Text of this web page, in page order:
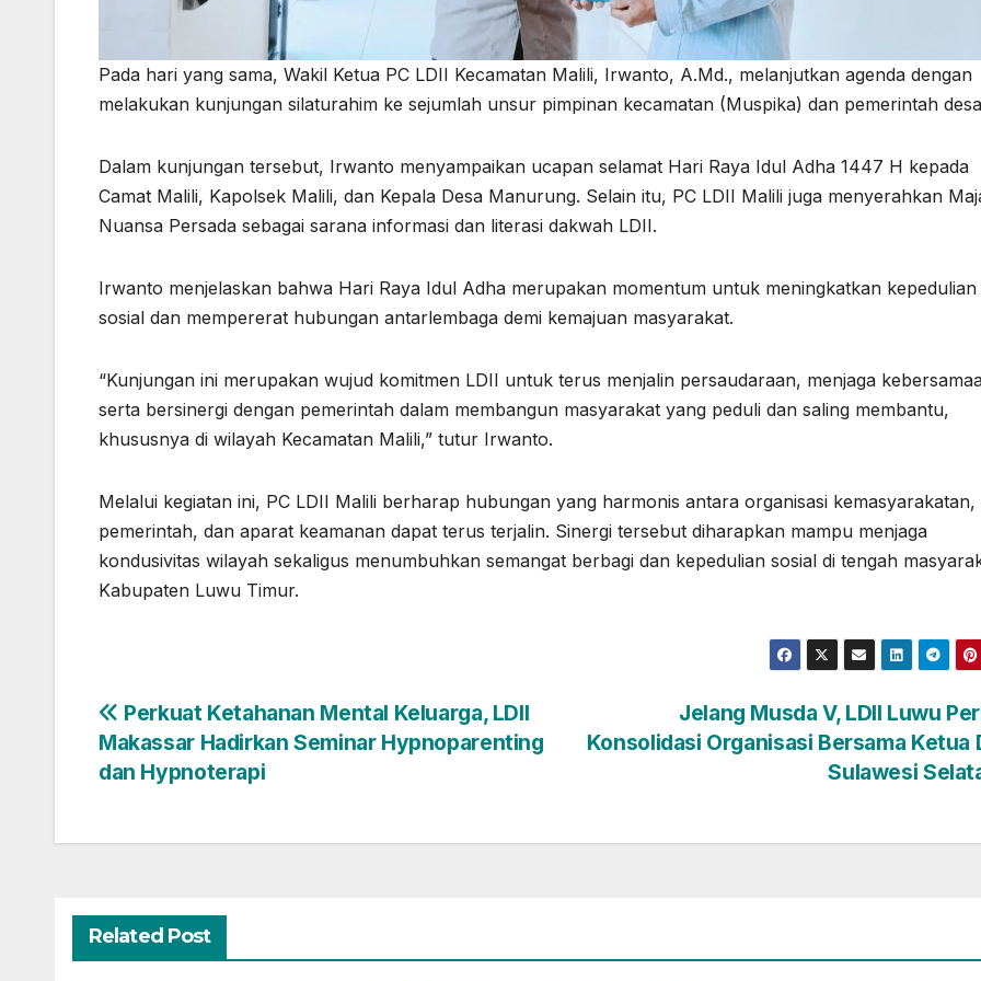
Pada hari yang sama, Wakil Ketua PC LDII Kecamatan Malili, Irwanto, A.Md., melanjutkan agenda dengan
melakukan kunjungan silaturahim ke sejumlah unsur pimpinan kecamatan (Muspika) dan pemerintah
Dalam kunjungan tersebut, Irwanto menyampaikan ucapan selamat Hari Raya Idul Adha 1447 H kepada
Camat Malili, Kapolsek Malili, dan Kepala Desa Manurung. Selain itu, PC LDII Malili juga menyerahkan
Nuansa Persada sebagai sarana informasi dan literasi dakwah LDII.
Irwanto menjelaskan bahwa Hari Raya Idul Adha merupakan momentum untuk meningkatkan kepedulian
sosial dan mempererat hubungan antarlembaga demi kemajuan masyarakat.
“Kunjungan ini merupakan wujud komitmen LDII untuk terus menjalin persaudaraan, menjaga
serta bersinergi dengan pemerintah dalam membangun masyarakat yang peduli dan saling membantu,
khususnya di wilayah Kecamatan Malili,” tutur Irwanto.
Melalui kegiatan ini, PC LDII Malili berharap hubungan yang harmonis antara organisasi kemasyarakatan,
pemerintah, dan aparat keamanan dapat terus terjalin. Sinergi tersebut diharapkan mampu menjaga
kondusivitas wilayah sekaligus menumbuhkan semangat berbagi dan kepedulian sosial di tengah
Kabupaten Luwu Timur.
Navigasi
pos
Jelang Musda V, LDII Luwu
Konsolidasi Organisasi Bersama Ketua
Sulawesi
Perkuat Ketahanan Mental Keluarga, LDII
Makassar Hadirkan Seminar Hypnoparenting
dan Hypnoterapi
Related Post